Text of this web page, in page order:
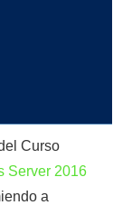
Curso
Server 2016
a